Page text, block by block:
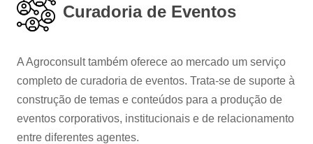
Curadoria de Eventos
A Agroconsult também oferece ao mercado um serviço
completo de curadoria de eventos. Trata-se de suporte à
construção de temas e conteúdos para a produção de
eventos corporativos, institucionais e de relacionamento
entre diferentes agentes.